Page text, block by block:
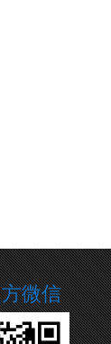
微信